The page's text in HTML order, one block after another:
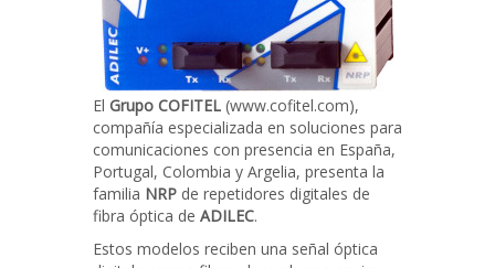
El Grupo COFITEL (www.cofitel.com),
compañía especializada en soluciones para
comunicaciones con presencia en España,
Portugal, Colombia y Argelia, presenta la
familia NRP de repetidores digitales de
fibra óptica de ADILEC.
Estos modelos reciben una señal óptica